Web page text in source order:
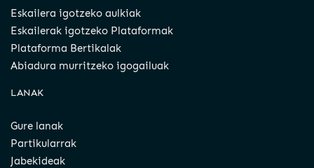
Eskailera igotzeko aulkiak
Eskailerak igotzeko Plataformak
Plataforma Bertikalak
Abiadura murritzeko igogailuak
LANAK
Gure lanak
Partikularrak
Jabekideak